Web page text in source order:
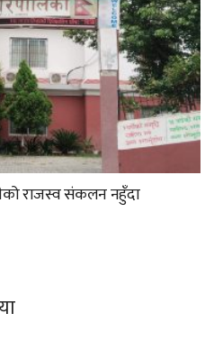
राजस्व संकलन नहुँदा